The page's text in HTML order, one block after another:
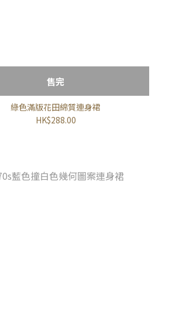
售完
綠色滿版花田綿質連身裙
HK$288.00